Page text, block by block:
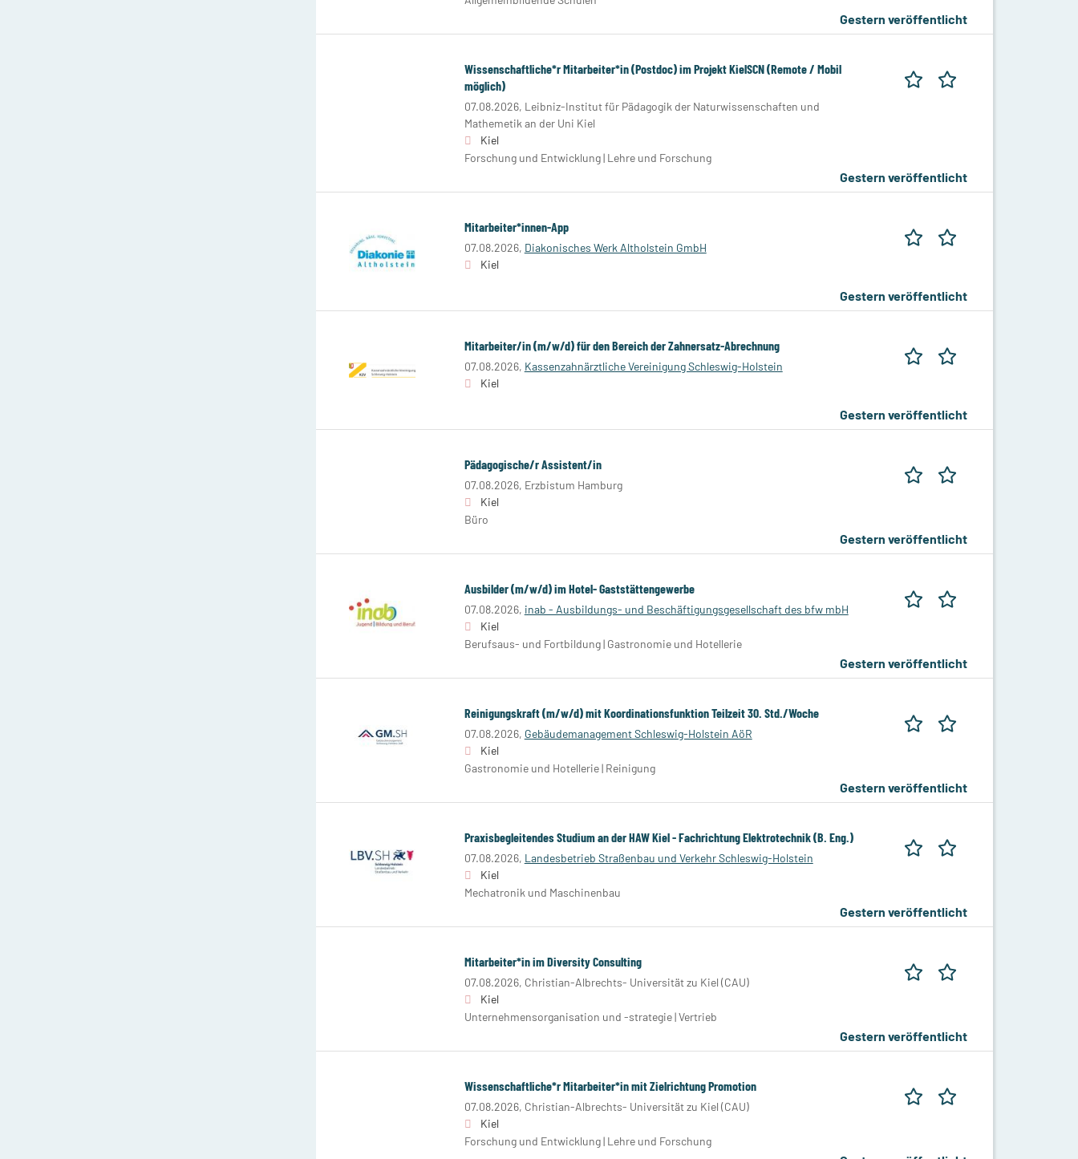
Gestern veröffentlicht
Wissenschaftliche*r Mitarbeiter*in (Postdoc) im Projekt KielSCN (Remote / Mobil
möglich)
07.08.2026, Leibniz-Institut für Pädagogik der Naturwissenschaften und
Mathemetik an der Uni Kiel
Kiel
Forschung und Entwicklung | Lehre und Forschung
Gestern veröffentlicht
Mitarbeiter*innen-App
07.08.2026, Diakonisches Werk Altholstein GmbH
Kiel
Gestern veröffentlicht
Mitarbeiter/in (m/w/d) für den Bereich der Zahnersatz-Abrechnung
07.08.2026, Kassenzahnärztliche Vereinigung Schleswig-Holstein
Kiel
Gestern veröffentlicht
Pädagogische/r Assistent/in
07.08.2026, Erzbistum Hamburg
Kiel
Büro
Gestern veröffentlicht
Ausbilder (m/w/d) im Hotel- Gaststättengewerbe
07.08.2026, inab - Ausbildungs- und Beschäftigungsgesellschaft des bfw mbH
Kiel
Berufsaus- und Fortbildung | Gastronomie und Hotellerie
Gestern veröffentlicht
Reinigungskraft (m/w/d) mit Koordinationsfunktion Teilzeit 30. Std./Woche
07.08.2026, Gebäudemanagement Schleswig-Holstein AöR
Kiel
Gastronomie und Hotellerie | Reinigung
Gestern veröffentlicht
Praxisbegleitendes Studium an der HAW Kiel - Fachrichtung Elektrotechnik (B. Eng.)
07.08.2026, Landesbetrieb Straßenbau und Verkehr Schleswig-Holstein
Kiel
Mechatronik und Maschinenbau
Gestern veröffentlicht
Mitarbeiter*in im Diversity Consulting
07.08.2026, Christian-Albrechts- Universität zu Kiel (CAU)
Kiel
Unternehmensorganisation und -strategie | Vertrieb
Gestern veröffentlicht
Wissenschaftliche*r Mitarbeiter*in mit Zielrichtung Promotion
07.08.2026, Christian-Albrechts- Universität zu Kiel (CAU)
Kiel
Forschung und Entwicklung | Lehre und Forschung